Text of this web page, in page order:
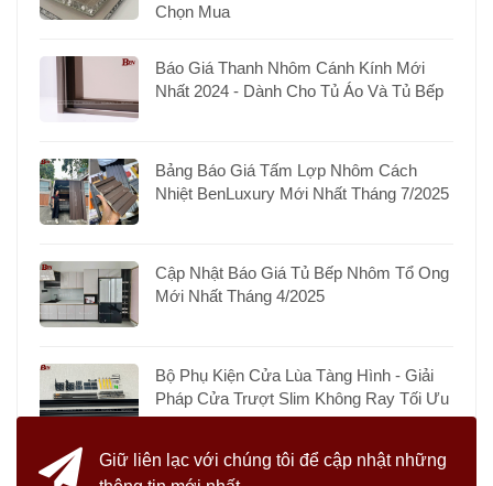
Chọn Mua
Báo Giá Thanh Nhôm Cánh Kính Mới
Nhất 2024 - Dành Cho Tủ Áo Và Tủ Bếp
Bảng Báo Giá Tấm Lợp Nhôm Cách
Nhiệt BenLuxury Mới Nhất Tháng 7/2025
Cập Nhật Báo Giá Tủ Bếp Nhôm Tổ Ong
Mới Nhất Tháng 4/2025
Bộ Phụ Kiện Cửa Lùa Tàng Hình - Giải
Pháp Cửa Trượt Slim Không Ray Tối Ưu
Giữ liên lạc với chúng tôi để cập nhật những